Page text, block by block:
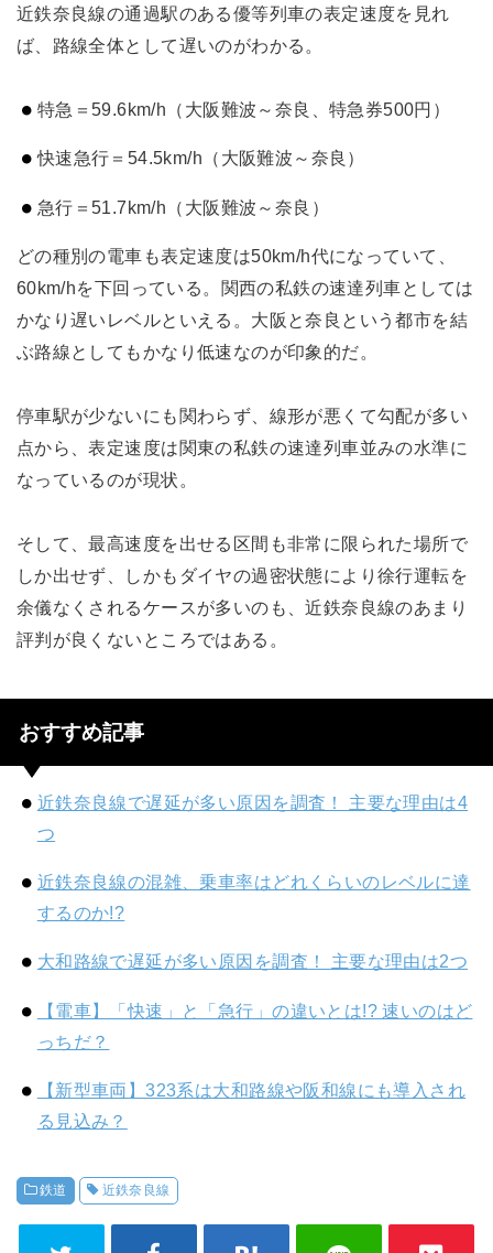
近鉄奈良線の通過駅のある優等列車の表定速度を見れ
ば、路線全体として遅いのがわかる。
特急＝59.6km/h（大阪難波～奈良、特急券500円）
快速急行＝54.5km/h（大阪難波～奈良）
急行＝51.7km/h（大阪難波～奈良）
どの種別の電車も表定速度は50km/h代になっていて、
60km/hを下回っている。関西の私鉄の速達列車としては
かなり遅いレベルといえる。大阪と奈良という都市を結
ぶ路線としてもかなり低速なのが印象的だ。
停車駅が少ないにも関わらず、線形が悪くて勾配が多い
点から、表定速度は関東の私鉄の速達列車並みの水準に
なっているのが現状。
そして、最高速度を出せる区間も非常に限られた場所で
しか出せず、しかもダイヤの過密状態により徐行運転を
余儀なくされるケースが多いのも、近鉄奈良線のあまり
評判が良くないところではある。
おすすめ記事
近鉄奈良線で遅延が多い原因を調査！ 主要な理由は4
つ
近鉄奈良線の混雑、乗車率はどれくらいのレベルに達
するのか!?
大和路線で遅延が多い原因を調査！ 主要な理由は2つ
【電車】「快速」と「急行」の違いとは!? 速いのはど
っちだ？
【新型車両】323系は大和路線や阪和線にも導入され
る見込み？
鉄道 近鉄奈良線